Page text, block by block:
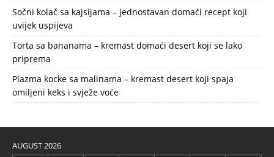
Sočni kolač sa kajsijama – jednostavan domaći recept koji
uvijek uspijeva
Torta sa bananama – kremast domaći desert koji se lako
priprema
Plazma kocke sa malinama – kremast desert koji spaja
omiljeni keks i svježe voće
AUGUST 2026